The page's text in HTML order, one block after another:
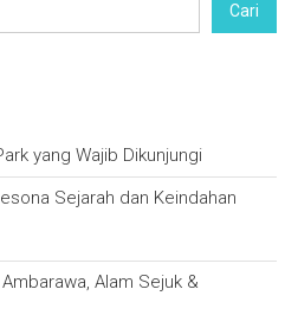
Cari
yang Wajib Dikunjungi
Sejarah dan Keindahan
Alam Sejuk &